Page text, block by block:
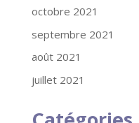
octobre 2021
septembre 2021
août 2021
juillet 2021